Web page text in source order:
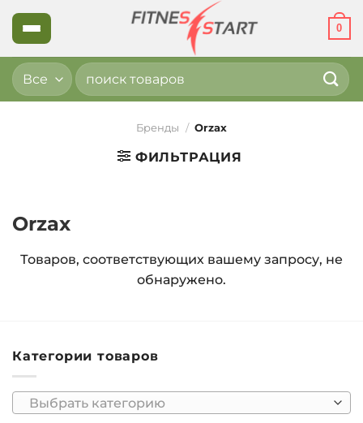
Skip
0
Искать:
Бренды / Orzax
ФИЛЬТРАЦИЯ
Orzax
Товаров, соответствующих вашему запросу, не
обнаружено.
Категории товаров
Выбрать категорию